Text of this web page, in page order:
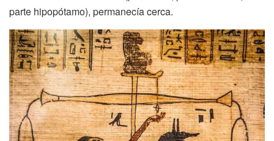
parte hipopótamo), permanecía cerca.